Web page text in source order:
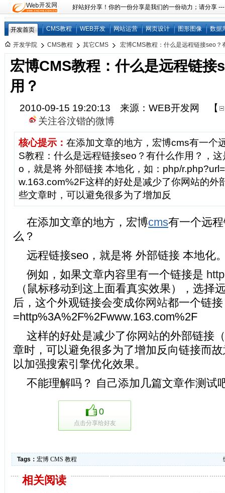
好站好分享！你的一份分享是我们的一份动力；请分享
开发首页 CMS教程 WEB开发 网站运营 网页设计 图形图像 数据
开发学院 CMS教程 其它CMS 宏博CMS教程：什么是远程链接seo？
宏博CMS教程：什么是远程链接
用？
2010-09-15 19:20:13 来源：WEB开发网
【
关注谷汶锴的微博
核心提示： 在添加文章的地方，宏博cms有一个
S教程：什么是远程链接seo？有什么作用？，
o，就是将 外部链接 本地化，如：php/
w.163.com%2F这样的好处是减少了你网站的外
些文章时，可以避免很多为了增加反
在添加文章的地方，宏博cms有一个远
么？
远程链接seo，就是将 外部链接 本地化
例如，如果文章内容里有一个链接是
（鼠标移动到这上面看真实效果），选择
后，这个外观链接会变成你网站都一个链
=http%3A%2F%2Fwww.163.com%2F
这样的好处是减少了你网站的外部链接
章时，可以避免很多为了增加反向链接而
以加强搜索引擎优化效果。
不能理解吗？ 自己添加几篇文章作测试
0
点击分享给好友
Tags： 宏博 CMS 教程
相关阅读